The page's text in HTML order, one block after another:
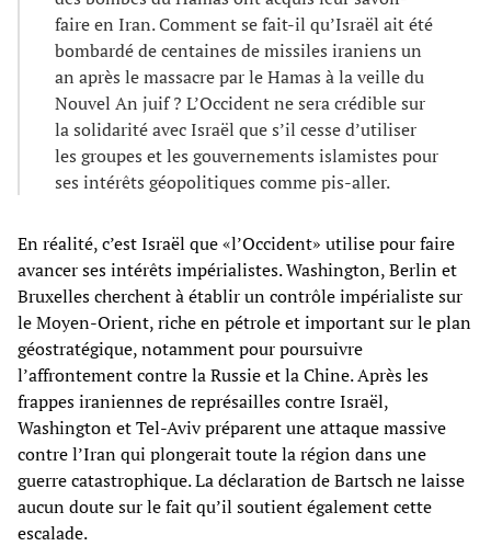
faire en Iran. Comment se fait-il qu’Israël ait été
bombardé de centaines de missiles iraniens un
an après le massacre par le Hamas à la veille du
Nouvel An juif ? L’Occident ne sera crédible sur
la solidarité avec Israël que s’il cesse d’utiliser
les groupes et les gouvernements islamistes pour
ses intérêts géopolitiques comme pis-aller.
En réalité, c’est Israël que «l’Occident» utilise pour faire
avancer ses intérêts impérialistes. Washington, Berlin et
Bruxelles cherchent à établir un contrôle impérialiste sur
le Moyen-Orient, riche en pétrole et important sur le plan
géostratégique, notamment pour poursuivre
l’affrontement contre la Russie et la Chine. Après les
frappes iraniennes de représailles contre Israël,
Washington et Tel-Aviv préparent une attaque massive
contre l’Iran qui plongerait toute la région dans une
guerre catastrophique. La déclaration de Bartsch ne laisse
aucun doute sur le fait qu’il soutient également cette
escalade.